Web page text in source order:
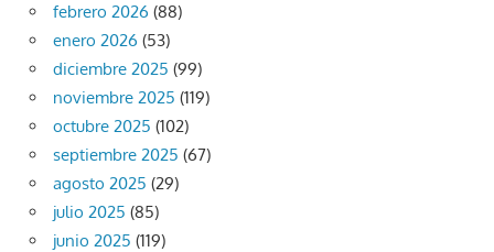
febrero 2026 (88)
enero 2026 (53)
diciembre 2025 (99)
noviembre 2025 (119)
octubre 2025 (102)
septiembre 2025 (67)
agosto 2025 (29)
julio 2025 (85)
junio 2025 (119)